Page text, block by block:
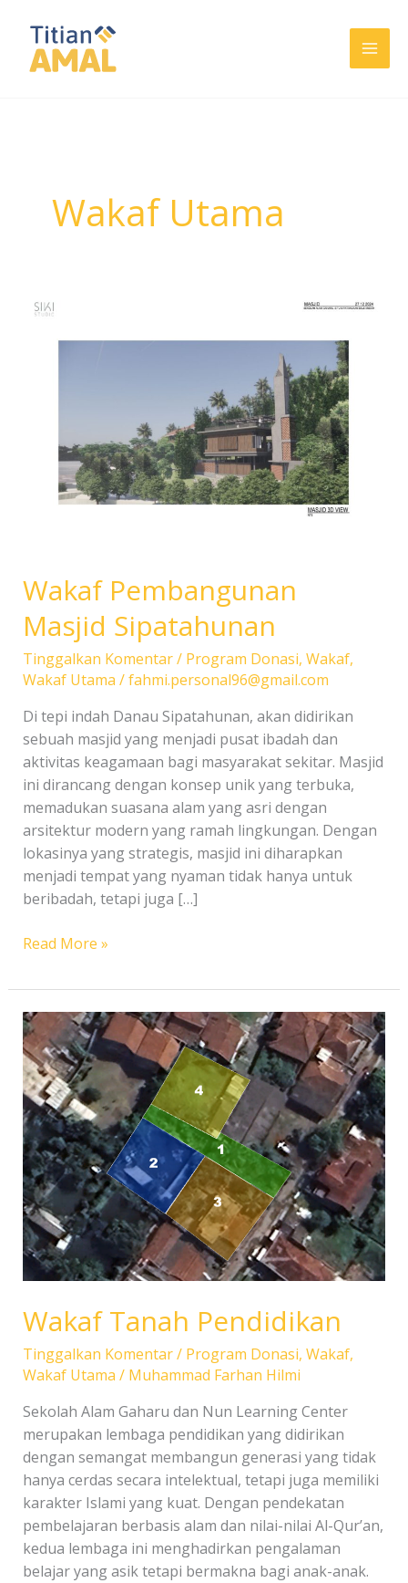
konten
Wakaf Utama
Wakaf Pembangunan
Masjid Sipatahunan
Tinggalkan Komentar/ Program Donasi, Wakaf,
Wakaf Utama /fahmi.personal96@gmail.com
Di tepi indah Danau Sipatahunan, akan didirikan
sebuah masjid yang menjadi pusat ibadah dan
aktivitas keagamaan bagi masyarakat sekitar. Masjid
ini dirancang dengan konsep unik yang terbuka,
memadukan suasana alam yang asri dengan
arsitektur modern yang ramah lingkungan. Dengan
lokasinya yang strategis, masjid ini diharapkan
menjadi tempat yang nyaman tidak hanya untuk
beribadah, tetapi juga […]
Wakaf
Masjid
Sipatahunan
Read More »
Wakaf Tanah Pendidikan
Tinggalkan Komentar/ Program Donasi, Wakaf,
Wakaf Utama / Muhammad Farhan Hilmi
Sekolah Alam Gaharu dan Nun Learning Center
merupakan lembaga pendidikan yang didirikan
dengan semangat membangun generasi yang tidak
hanya cerdas secara intelektual, tetapi juga memiliki
karakter Islami yang kuat. Dengan pendekatan
pembelajaran berbasis alam dan nilai-nilai Al-Qur’an,
kedua lembaga ini menghadirkan pengalaman
belajar yang asik tetapi bermakna bagi anak-anak.